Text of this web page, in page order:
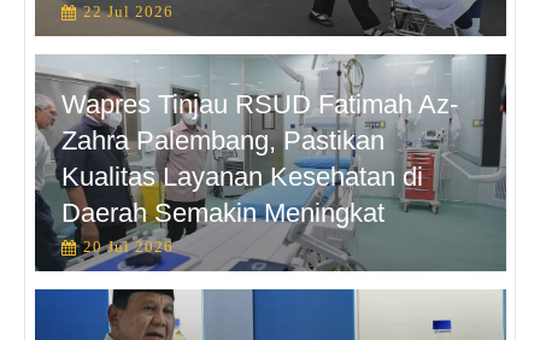
22 Jul 2026
Wapres Tinjau RSUD Fatimah Az-
Zahra Palembang, Pastikan
Kualitas Layanan Kesehatan di
Daerah Semakin Meningkat
20 Jul 2026